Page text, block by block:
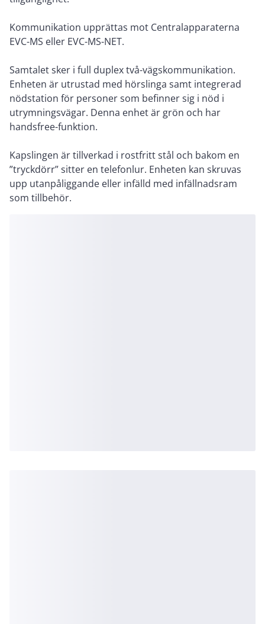
Kommunikation upprättas mot Centralapparaterna
EVC-MS eller EVC-MS-NET.
Samtalet sker i full duplex två-vägskommunikation.
Enheten är utrustad med hörslinga samt integrerad
nödstation för personer som befinner sig i nöd i
utrymningsvägar. Denna enhet är grön och har
handsfree-funktion.
Kapslingen är tillverkad i rostfritt stål och bakom en
”tryckdörr” sitter en telefonlur. Enheten kan skruvas
upp utanpåliggande eller infälld med infällnadsram
som tillbehör.